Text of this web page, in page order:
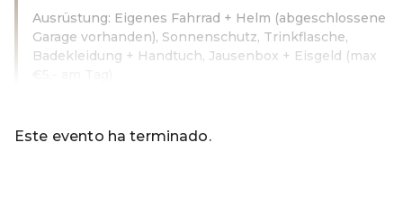
Ausrüstung: Eigenes Fahrrad + Helm (abgeschlossene
Garage vorhanden), Sonnenschutz, Trinkflasche,
Badekleidung + Handtuch, Jausenbox + Eisgeld (max
Este evento ha terminado.